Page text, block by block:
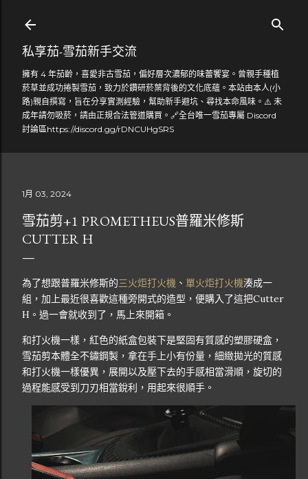
私享茄-雪茄新手交流
擁有 4 年茄齡，喜愛非古雪茄，偏好層次濃郁的味蕾饗宴。曾親手種植
菸草並成功捲製雪茄，致力於鑽研菸葉背後的文化底蘊。本站由本人(小
路)親自撰寫，旨在分享實測經驗，幫助新手避坑、尋找本命風味。⚠️ 未
成年請勿吸菸，請由正規合法管道購買。🔗全台唯一雪茄專屬 Discord
討論區https://discord.gg/rDNCUHgSRS
1月 03, 2024
雪茄剪+1 PROMETHEUS普羅米修斯
CUTTER H
為了想跟普羅米修斯的三火炬打火機 、 單火炬打火機湊成一
組，加上最近很喜歡這種旁開式的造型，便購入了這把Cutter
H。過一會就收到了，馬上來開箱。
和打火機一樣，紅色的紙盒包裝下是堅固有質感的塑膠硬盒，
雪茄剪本體全不鏽鋼製，拿在手上小有份量，細緻拋光的質感
和打火機一樣優異，展開以及壓下去的手感相當滑順，旋切的
過程能感受到刀刃相當銳利，用起來很順手。